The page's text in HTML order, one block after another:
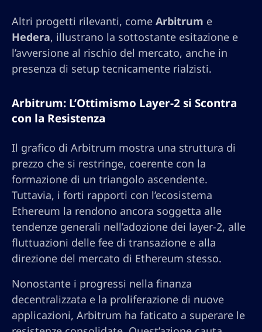
Altri progetti rilevanti, come Arbitrum e
Hedera, illustrano la sottostante esitazione e
l’avversione al rischio del mercato, anche in
presenza di setup tecnicamente rialzisti.
Arbitrum: L’Ottimismo Layer-2 si Scontra
con la Resistenza
Il grafico di Arbitrum mostra una struttura di
prezzo che si restringe, coerente con la
formazione di un triangolo ascendente.
Tuttavia, i forti rapporti con l’ecosistema
Ethereum la rendono ancora soggetta alle
tendenze generali nell’adozione dei layer-2, alle
fluttuazioni delle fee di transazione e alla
direzione del mercato di Ethereum stesso.
Nonostante i progressi nella finanza
decentralizzata e la proliferazione di nuove
applicazioni, Arbitrum ha faticato a superare le